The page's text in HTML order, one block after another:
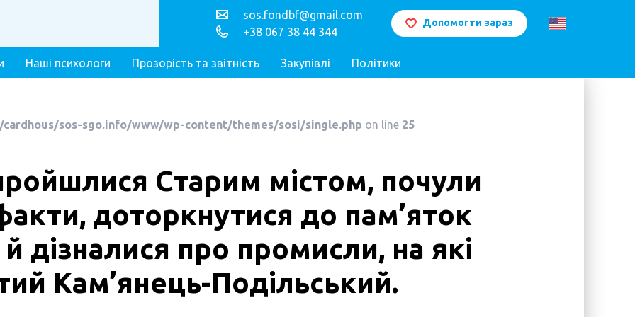
sos.fondbf@gmail.com
+38 067 38 44 344
Допомогти зараз
Наші психологи Прозорість та звітність Закупівлі Політики
cardhous/sos-sgo.info/www/wp-content/themes/sosi/single.php on line 25
Старим містом, почули
факти, доторкнутися до пам’яток
дізналися про промисли, на які
Кам’янець-Подільський.